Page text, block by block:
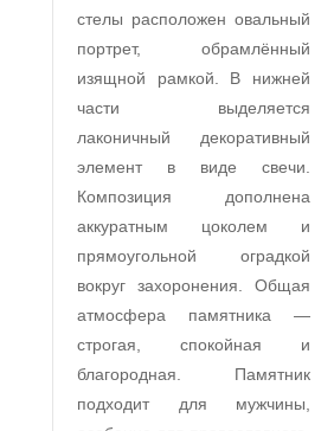
стелы расположен овальный
портрет, обрамлённый
изящной рамкой. В нижней
части выделяется
лаконичный декоративный
элемент в виде свечи.
Композиция дополнена
аккуратным цоколем и
прямоугольной оградкой
вокруг захоронения. Общая
атмосфера памятника —
строгая, спокойная и
благородная. Памятник
подходит для мужчины,